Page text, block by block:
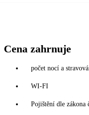
Cena zahrnuje
počet nocí a
WI-FI
Pojištění dle zákona